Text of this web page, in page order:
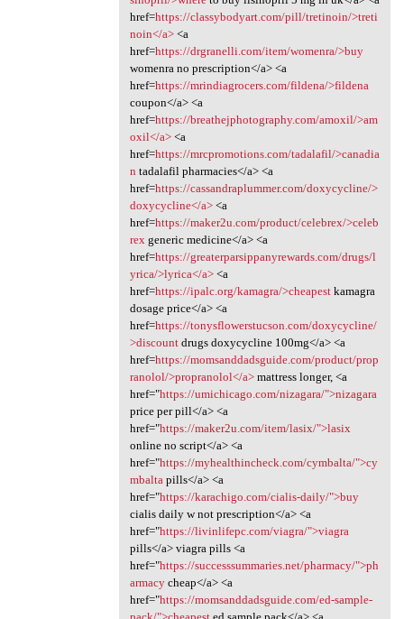
href=https://classybodyart.com/pill/tretinoin/>treti
noin</a><a
href=https://drgranelli.com/item/womenra/>buy
womenra no prescription</a> <a
href=https://mrindiagrocers.com/fildena/>fildena
coupon</a> <a
href=https://breathejphotography.com/amoxil/>am
oxil</a><a
href=https://mrcpromotions.com/tadalafil/>canadia
n tadalafil pharmacies</a> <a
href=https://cassandraplummer.com/doxycycline/>
doxycycline</a><a
href=https://maker2u.com/product/celebrex/>celeb
rexgeneric medicine</a> <a
href=https://greaterparsippanyrewards.com/drugs/l
yrica/>lyrica</a><a
href=https://ipalc.org/kamagra/>cheapestkamagra
dosage price</a> <a
href=https://tonysflowerstucson.com/doxycycline/
>discountdrugs doxycycline 100mg</a> <a
href=https://momsanddadsguide.com/product/prop
ranolol/>propranolol</a>mattress longer, <a
href="https://umichicago.com/nizagara/">nizagara
price per pill</a> <a
href="https://maker2u.com/item/lasix/">lasix
online no script</a> <a
href="https://myhealthincheck.com/cymbalta/">cy
mbaltapills</a> <a
href="https://karachigo.com/cialis-daily/">buy
cialis daily w not prescription</a> <a
href="https://livinlifepc.com/viagra/">viagra
pills</a> viagra pills <a
href="https://successsummaries.net/pharmacy/">ph
armacycheap</a> <a
href="https://momsanddadsguide.com/ed-sample-